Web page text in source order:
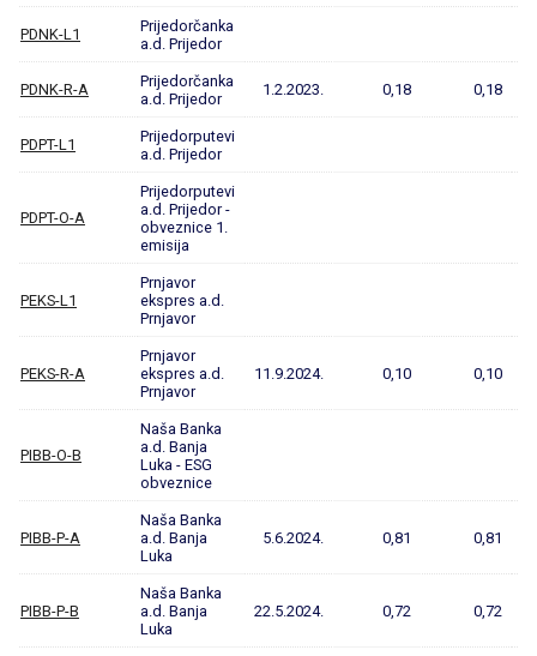
PDNK-L1
Prijedorčanka
a.d. Prijedor
PDNK-R-A
Prijedorčanka
a.d. Prijedor
1.2.2023. 0,18 0,18
PDPT-L1
Prijedorputevi
a.d. Prijedor
PDPT-O-A
Prijedorputevi
a.d. Prijedor -
obveznice 1.
emisija
PEKS-L1
Prnjavor
ekspres a.d.
Prnjavor
PEKS-R-A
Prnjavor
ekspres a.d.
Prnjavor
11.9.2024. 0,10 0,10
PIBB-O-B
Naša Banka
a.d. Banja
Luka - ESG
obveznice
PIBB-P-A
Naša Banka
a.d. Banja
Luka
5.6.2024. 0,81 0,81
PIBB-P-B
Naša Banka
a.d. Banja
Luka
22.5.2024. 0,72 0,72